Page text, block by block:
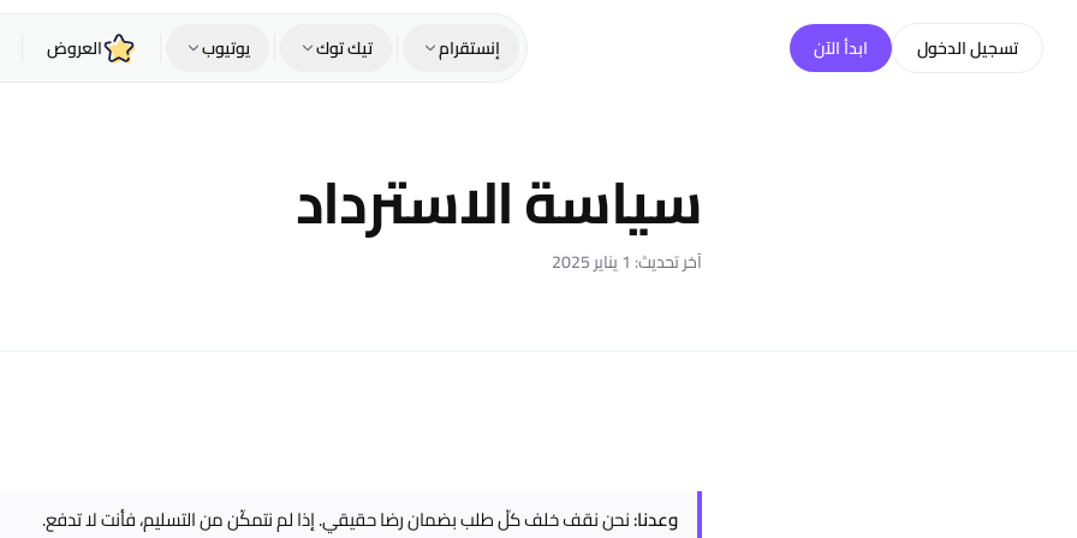
إنستقرام تيك توك يوتيوب العروض تسجيل الدخول ابدأ الآن
سياسة الاسترداد
آخر تحديث: 1 يناير 2025
وعدنا:نحن نقف خلف كلّ طلب بضمان رضا حقيقي. إذا لم نتمكّن من التسليم، فأنت لا تدفع.